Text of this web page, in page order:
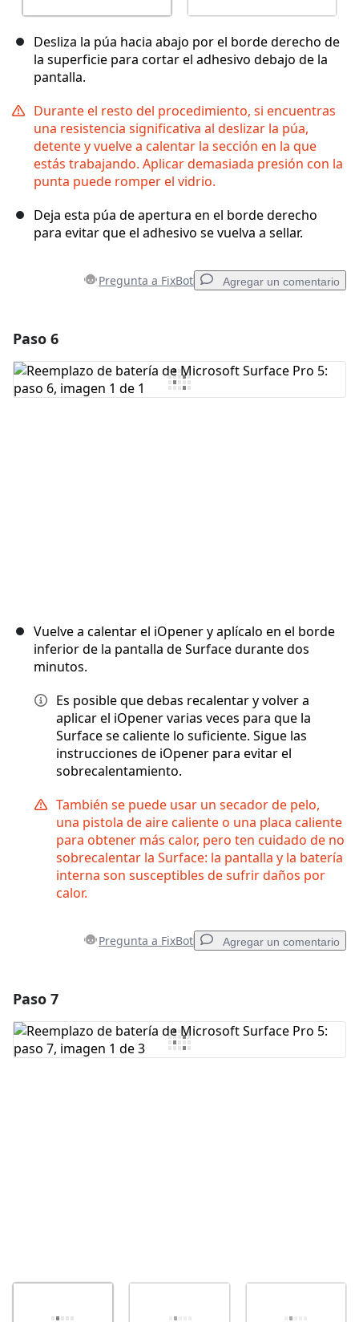
Desliza la púa hacia abajo por el borde derecho de
la superficie para cortar el adhesivo debajo de la
pantalla.
Durante el resto del procedimiento, si encuentras
una resistencia significativa al deslizar la púa,
detente y vuelve a calentar la sección en la que
estás trabajando. Aplicar demasiada presión con la
punta puede romper el vidrio.
Deja esta púa de apertura en el borde derecho
para evitar que el adhesivo se vuelva a sellar.
Pregunta a FixBot Agregar un comentario
Agregar Comentario
Paso 6
Vuelve a calentar el iOpener y aplícalo en el borde
inferior de la pantalla de Surface durante dos
minutos.
Es posible que debas recalentar y volver a
aplicar el iOpener varias veces para que la
Surface se caliente lo suficiente. Sigue las
instrucciones de iOpener para evitar el
sobrecalentamiento.
También se puede usar un secador de pelo,
una pistola de aire caliente o una placa caliente
para obtener más calor, pero ten cuidado de no
sobrecalentar la Surface: la pantalla y la batería
interna son susceptibles de sufrir daños por
calor.
Pregunta a FixBot Agregar un comentario
Agregar Comentario
Paso 7